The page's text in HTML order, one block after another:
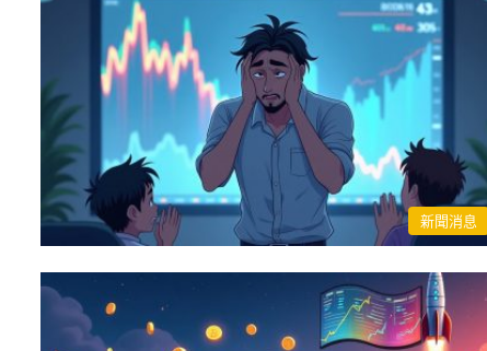
新聞消息